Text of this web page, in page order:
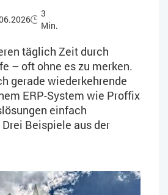
3
Min.
täglich Zeit durch
– oft ohne es zu merken.
gerade wiederkehrende
ERP-System wie Proffix
einfach
Beispiele aus der